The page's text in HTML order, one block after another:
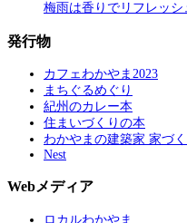
梅雨は香りでリフレッシ
発行物
カフェわかやま2023
まちぐるめぐり
紀州のカレー本
住まいづくりの本
わかやまの建築家 家づ
Nest
Webメディア
ロカルわかやま